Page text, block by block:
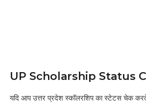
UP Scholarship Status
यदि आप उत्तर प्रदेश स्कॉलरशिप का स्टेटस चेक